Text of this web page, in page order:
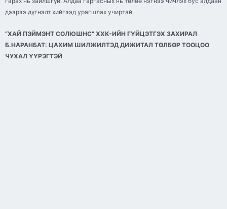
дээрээ дүгнэлт хийгээд урагшлах учиртай.
“ХАЙ ПЭЙМЭНТ СОЛЮШНС” ХХК-ИЙН ГҮЙЦЭТГЭХ ЗАХИРАЛ
Б.НАРАНБАТ: ЦАХИМ ШИЛЖИЛТЭД ДИЖИТАЛ ТӨЛБӨР ТООЦОО
ЧУХАЛ ҮҮРЭГТЭЙ